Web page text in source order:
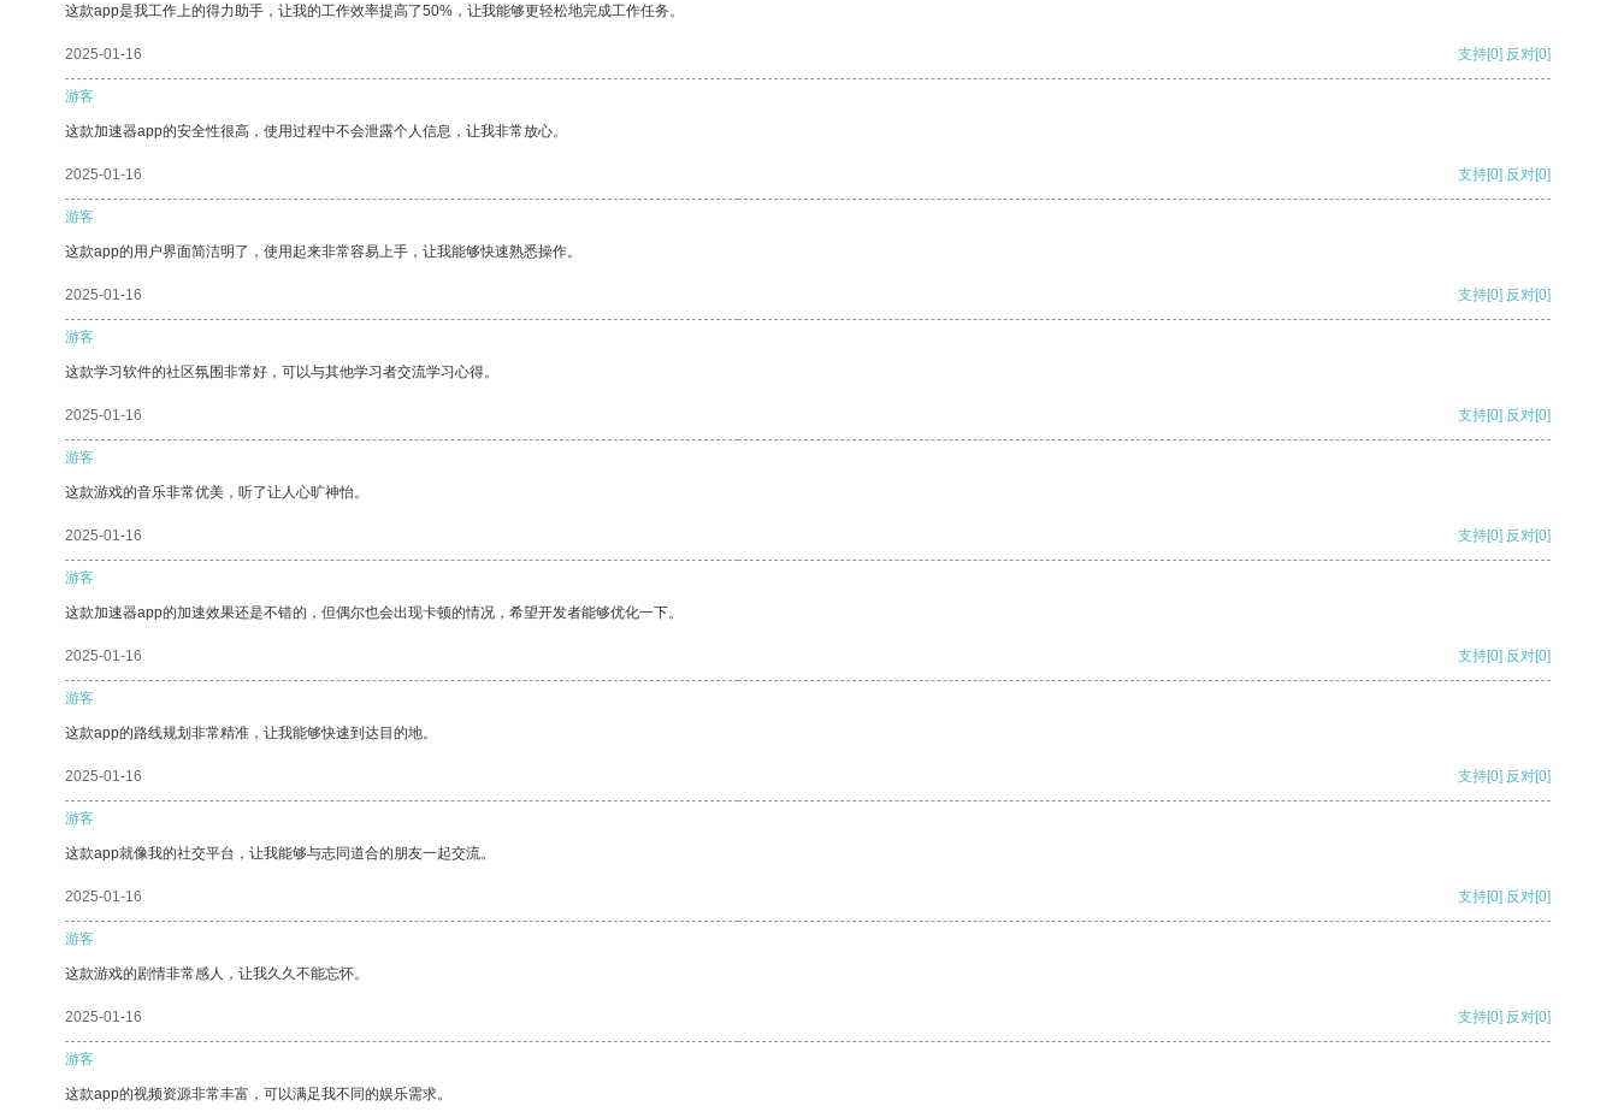
这款app是我工作上的得力助手，让我的工作效率提高了50%，让我能够更轻松地完成工作任务。
2025-01-16 支持[0] 反对[0]
游客
这款加速器app的安全性很高，使用过程中不会泄露个人信息，让我非常放心。
2025-01-16 支持[0] 反对[0]
游客
这款app的用户界面简洁明了，使用起来非常容易上手，让我能够快速熟悉操作。
2025-01-16 支持[0] 反对[0]
游客
这款学习软件的社区氛围非常好，可以与其他学习者交流学习心得。
2025-01-16 支持[0] 反对[0]
游客
这款游戏的音乐非常优美，听了让人心旷神怡。
2025-01-16 支持[0] 反对[0]
游客
这款加速器app的加速效果还是不错的，但偶尔也会出现卡顿的情况，希望开发者能够优化一下。
2025-01-16 支持[0] 反对[0]
游客
这款app的路线规划非常精准，让我能够快速到达目的地。
2025-01-16 支持[0] 反对[0]
游客
这款app就像我的社交平台，让我能够与志同道合的朋友一起交流。
2025-01-16 支持[0] 反对[0]
游客
这款游戏的剧情非常感人，让我久久不能忘怀。
2025-01-16 支持[0] 反对[0]
游客
这款app的视频资源非常丰富，可以满足我不同的娱乐需求。